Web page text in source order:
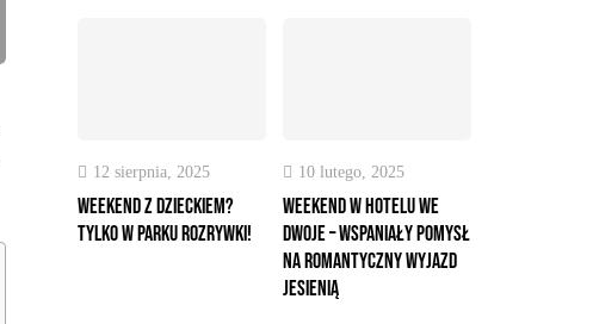
12 sierpnia, 2025
Weekend z dzieckiem?
Tylko w parku rozrywki!
10 lutego, 2025
Weekend w hotelu we
dwoje – wspaniały pomysł
na romantyczny wyjazd
jesienią